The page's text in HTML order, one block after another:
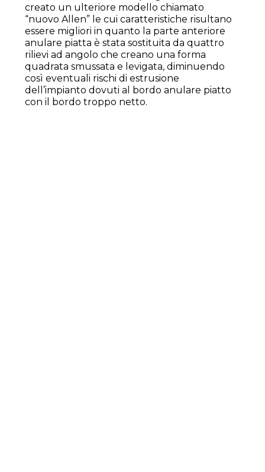
creato un ulteriore modello chiamato
“nuovo Allen” le cui caratteristiche risultano
essere migliori in quanto la parte anteriore
anulare piatta è stata sostituita da quattro
rilievi ad angolo che creano una forma
quadrata smussata e levigata, diminuendo
così eventuali rischi di estrusione
dell’impianto dovuti al bordo anulare piatto
con il bordo troppo netto.